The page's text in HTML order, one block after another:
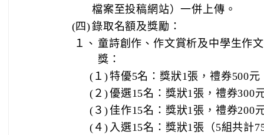
檔案至投稿網站）一併上傳。
(四)錄取名額及獎勵：
１、 童詩創作、作文賞析及中學生作
獎：
(１)特優5名：獎狀1張，禮券500
(２)優選15名：獎狀1張，禮券300
(３) 佳作15名：獎狀1張，禮券200
(４) 入選15名：獎狀1張（5組共計